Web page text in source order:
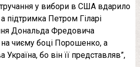
у вибори в США вдарило
підтримка Петром Гіларі
Дональда Фредовича
чиєму боці Порошенко, а
Україна, бо він її представляв”,